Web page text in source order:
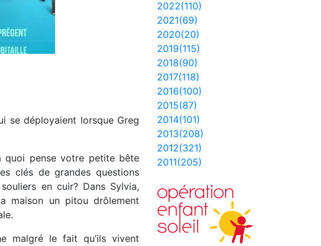
se déployaient lorsque Greg
quoi pense votre petite bête
clés de grandes questions
en cuir? Dans Sylvia,
maison un pitou drôlement
malgré le fait qu’ils vivent
2022(110)
2021(69)
2020(20)
2019(115)
2018(90)
2017(118)
2016(100)
2015(87)
2014(101)
2013(208)
2012(321)
2011(205)